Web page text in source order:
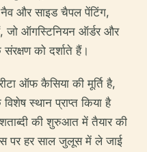
और साइड चैपल पेंटिंग,
जो ऑगस्टिनियन ऑर्डर और
को दर्शाते हैं।
ऑफ कैसिया की मूर्ति है,
स्थान प्राप्त किया है
की शुरुआत में तैयार की
पर हर साल जुलूस में ले जाई